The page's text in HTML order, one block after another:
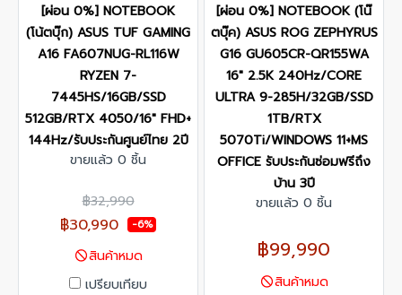
[ผ่อน 0%] NOTEBOOK
(โน้ตบุ๊ก) ASUS TUF GAMING
A16 FA607NUG-RL116W
RYZEN 7-
7445HS/16GB/SSD
512GB/RTX 4050/16" FHD+
144Hz/รับประกันศูนย์ไทย 2ปี
ขายแล้ว 0 ชิ้น
฿32,990
฿30,990 -6%
สินค้าหมด
เปรียบเทียบ
[ผ่อน 0%] NOTEBOOK (โน๊
ตบุ๊ค) ASUS ROG ZEPHYRUS
G16 GU605CR-QR155WA
16" 2.5K 240Hz/CORE
ULTRA 9-285H/32GB/SSD
1TB/RTX
5070Ti/WINDOWS 11+MS
OFFICE รับประกันซ่อมฟรีถึง
บ้าน 3ปี
ขายแล้ว 0 ชิ้น
฿99,990
สินค้าหมด